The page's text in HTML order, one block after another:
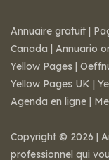
Annuaire gratuit |
Canada | Annuario
Yellow Pages |
Yellow Pages UK |
Agenda en ligne |
Copyright © 2026 |
professionnel qui